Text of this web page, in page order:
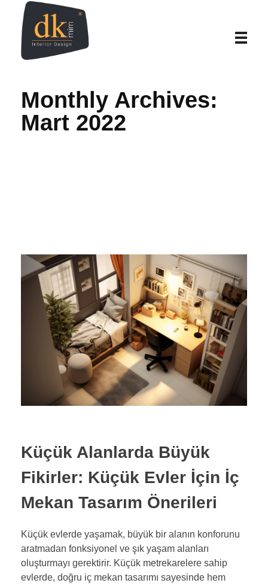
Home
Monthly Archives:
Mart 2022
Küçük Alanlarda Büyük
Fikirler: Küçük Evler İçin İç
Mekan Tasarım Önerileri
Küçük evlerde yaşamak, büyük bir alanın konforunu
aratmadan fonksiyonel ve şık yaşam alanları
oluşturmayı gerektirir. Küçük metrekarelere sahip
evlerde, doğru iç mekan tasarımı sayesinde hem